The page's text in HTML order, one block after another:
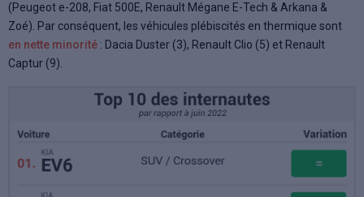
(Peugeot e-208, Fiat 500E, Renault Mégane E-Tech & Arkana &
Zoé). Par conséquent, les véhicules plébiscités en thermique sont
en nette minorité : Dacia Duster (3), Renault Clio (5) et Renault
Captur (9).